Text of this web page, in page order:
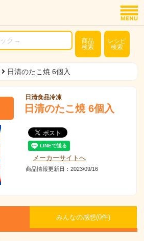
商品
検索
レシピ
検索
日清のたこ焼 6個入
日清食品冷凍
日清のたこ焼 6個入
メーカーサイトへ
商品情報更新日：2023/09/16
みんなの感想(0件)